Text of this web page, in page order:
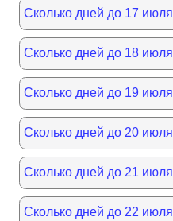
Сколько дней до 17 июля
Сколько дней до 18 июля
Сколько дней до 19 июля
Сколько дней до 20 июля
Сколько дней до 21 июля
Сколько дней до 22 июля